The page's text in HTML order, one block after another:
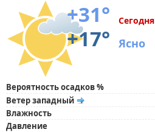
+31°
+17°
Сегодня
Ясно
Вероятность осадков %
Ветер западный
Влажность
Давление